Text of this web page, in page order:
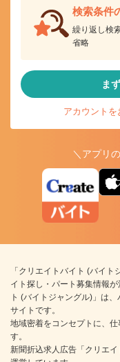
検索条件
繰り返し検
省略
ま
アカウントを
＼アプリ
ア
「クリエイトバイト (バイ
イト探し・パート募集情報
ト (バイトジャングル)」は
サイトです。
地域密着をコンセプトに、
す。
新聞折込求人広告「クリエ